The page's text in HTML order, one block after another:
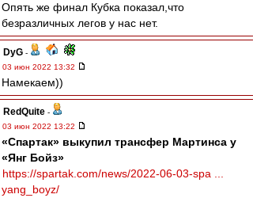
Опять же финал Кубка показал,что
безразличных легов у нас нет.
DyG -
03 июн 2022 13:32
Намекаем))
RedQuite -
03 июн 2022 13:22
«Спартак» выкупил трансфер Мартинса у
«Янг Бойз»
https://spartak.com/news/2022-06-03-spa ...
yang_boyz/